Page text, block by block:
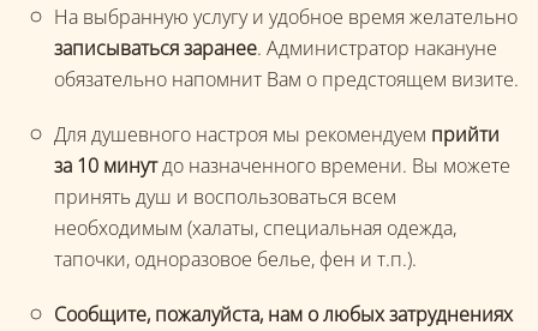
На выбранную услугу и удобное время желательно
записываться заранее. Администратор накануне
обязательно напомнит Вам о предстоящем визите.
Для душевного настроя мы рекомендуем прийти
за 10 минутдо назначенного времени. Вы можете
принять душ и воспользоваться всем
необходимым (халаты, специальная одежда,
тапочки, одноразовое белье, фен и т.п.).
Сообщите, пожалуйста, нам о любых затруднениях